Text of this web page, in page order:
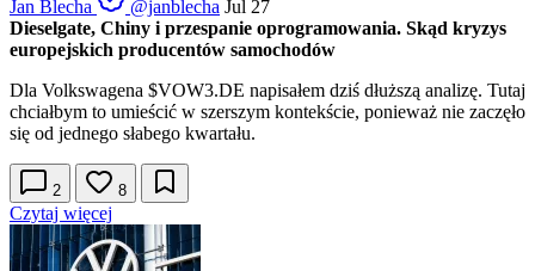
Jan Blecha
@janblecha Jul 27
Dieselgate, Chiny i przespanie oprogramowania. Skąd kryzys
europejskich producentów samochodów
Dla Volkswagena $VOW3.DE napisałem dziś dłuższą analizę. Tutaj
chciałbym to umieścić w szerszym kontekście, ponieważ nie zaczęło
się od jednego słabego kwartału.
2 8
Czytaj więcej